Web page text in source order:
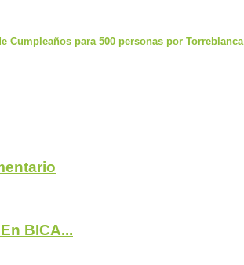
Cumpleaños para 500 personas por Torreblanca
BICA...